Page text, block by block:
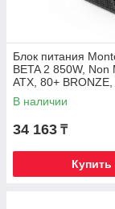
Блок питания
BETA 2 850W, Non
ATX, 80+
Fan 120mm, Черный
В наличии
34 163 ₸
Купить